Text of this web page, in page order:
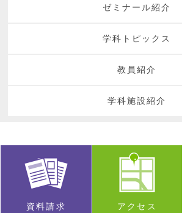
ゼミナール紹介
学科トピックス
教員紹介
学科施設紹介
資料請求 アクセス